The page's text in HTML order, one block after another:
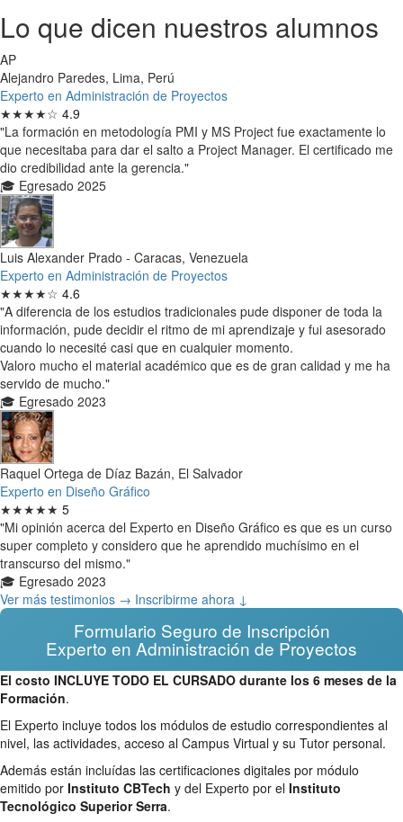
Lo que dicen nuestros alumnos
AP
Alejandro Paredes, Lima, Perú
Experto en Administración de Proyectos
★★★★☆ 4.9
"La formación en metodología PMI y MS Project fue exactamente lo
que necesitaba para dar el salto a Project Manager. El certificado me
dio credibilidad ante la gerencia."
🎓 Egresado 2025
Luis Alexander Prado - Caracas, Venezuela
Experto en Administración de Proyectos
★★★★☆ 4.6
"A diferencia de los estudios tradicionales pude disponer de toda la
información, pude decidir el ritmo de mi aprendizaje y fui asesorado
cuando lo necesité casi que en cualquier momento.
Valoro mucho el material académico que es de gran calidad y me ha
servido de mucho."
🎓 Egresado 2023
Raquel Ortega de Díaz Bazán, El Salvador
Experto en Diseño Gráfico
★★★★★ 5
"Mi opinión acerca del Experto en Diseño Gráfico es que es un curso
super completo y considero que he aprendido muchísimo en el
transcurso del mismo."
🎓 Egresado 2023
Ver más testimonios → Inscribirme ahora ↓
Formulario Seguro de Inscripción
Experto en Administración de Proyectos
El costo INCLUYE TODO EL CURSADO durante los 6 meses de la
Formación.
El Experto incluye todos los módulos de estudio correspondientes al
nivel, las actividades, acceso al Campus Virtual y su Tutor personal.
Además están incluídas las certificaciones digitales por módulo
emitido por Instituto CBTech y del Experto por el Instituto
Tecnológico Superior Serra.